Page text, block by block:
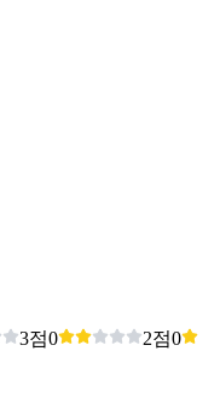
3점0 2점0